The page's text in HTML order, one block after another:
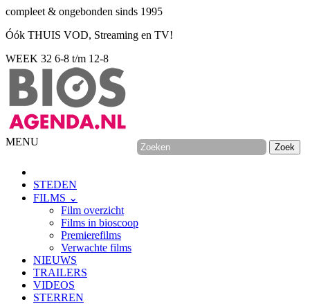
compleet & ongebonden sinds 1995
Óók THUIS VOD, Streaming en TV!
WEEK 32 6-8 t/m 12-8
MENU
STEDEN
FILMS ⌄
Film overzicht
Films in bioscoop
Premierefilms
Verwachte films
NIEUWS
TRAILERS
VIDEOS
STERREN